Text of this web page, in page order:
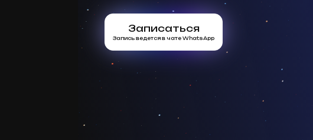
Записаться
Запись ведется в чате WhatsApp